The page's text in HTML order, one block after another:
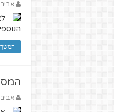
אביב
המשך
אביב